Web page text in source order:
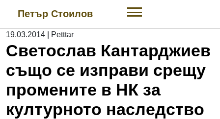
content
Петър Стоилов
19.03.2014 Petttar
Светослав Кантарджиев
също се изправи срещу
промените в НК за
културното наследство